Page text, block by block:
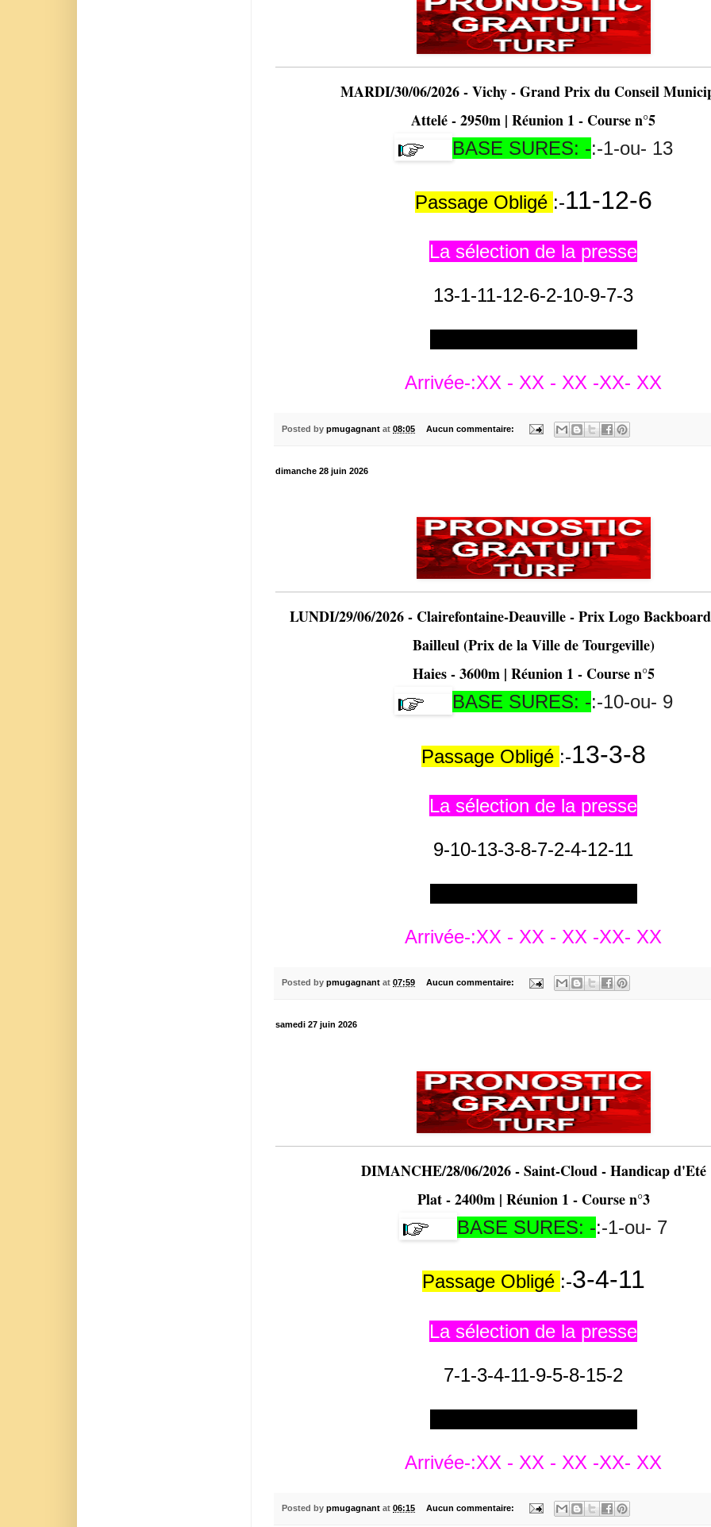
MARDI/30/06/2026 - Vichy - Grand Prix du Conseil
Attelé - 2950m | Réunion 1 - Course n°5
BASE SURES: -:-1-ou- 13
Passage Obligé :-11-12-6
La sélection de la presse
13-1-11-12-6-2-10-9-7-3
Arrivée-:XX - XX - XX -XX- XX
Posted by pmugagnant at 08:05 Aucun commentaire:
dimanche 28 juin 2026
LUNDI/29/06/2026 - Clairefontaine-Deauville - Prix Logo
Bailleul (Prix de la Ville de Tourgeville)
Haies - 3600m | Réunion 1 - Course n°5
BASE SURES: -:-10-ou- 9
Passage Obligé :-13-3-8
La sélection de la presse
9-10-13-3-8-7-2-4-12-11
Arrivée-:XX - XX - XX -XX- XX
Posted by pmugagnant at 07:59 Aucun commentaire:
samedi 27 juin 2026
DIMANCHE/28/06/2026 - Saint-Cloud - Handicap d'Eté
Plat - 2400m | Réunion 1 - Course n°3
BASE SURES: -:-1-ou- 7
Passage Obligé :-3-4-11
La sélection de la presse
7-1-3-4-11-9-5-8-15-2
Arrivée-:XX - XX - XX -XX- XX
Posted by pmugagnant at 06:15 Aucun commentaire: